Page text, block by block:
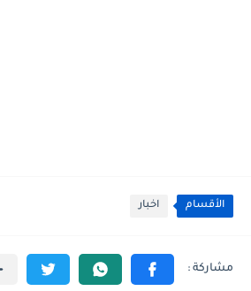
الأقسام اخبار